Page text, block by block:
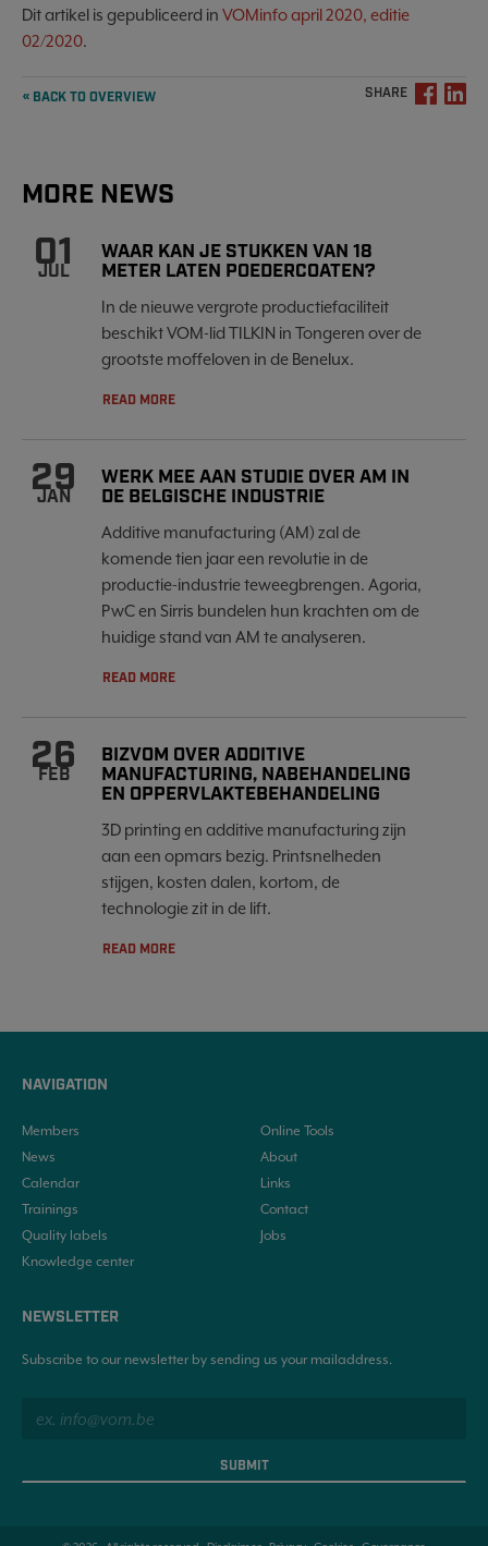
Dit artikel is gepubliceerd in VOMinfo april 2020, editie
02/2020.
« BACK TO OVERVIEW SHARE
MORE NEWS
01
JUL
WAAR KAN JE STUKKEN VAN 18
METER LATEN POEDERCOATEN?
In de nieuwe vergrote productiefaciliteit
beschikt VOM-lid TILKIN in Tongeren over de
grootste moffeloven in de Benelux.
READ MORE
29
JAN
WERK MEE AAN STUDIE OVER AM IN
DE BELGISCHE INDUSTRIE
Additive manufacturing (AM) zal de
komende tien jaar een revolutie in de
productie-industrie teweegbrengen. Agoria,
PwC en Sirris bundelen hun krachten om de
huidige stand van AM te analyseren.
READ MORE
26
FEB
BIZVOM OVER ADDITIVE
MANUFACTURING, NABEHANDELING
EN OPPERVLAKTEBEHANDELING
3D printing en additive manufacturing zijn
aan een opmars bezig. Printsnelheden
stijgen, kosten dalen, kortom, de
technologie zit in de lift.
READ MORE
NAVIGATION
Members
News
Calendar
Trainings
Quality labels
Knowledge center
Online Tools
About
Links
Contact
Jobs
NEWSLETTER
Subscribe to our newsletter by sending us your mailaddress.
SUBMIT